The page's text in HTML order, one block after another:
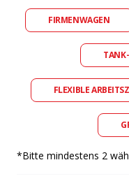
FIRMENWAGEN
FLEXIBLE
*Bitte mindestens 2